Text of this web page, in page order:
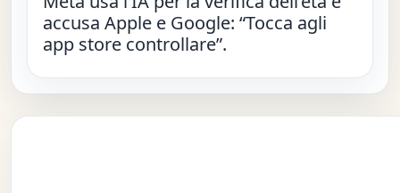
accusa Apple e Google: “Tocca agli
app store controllare”.